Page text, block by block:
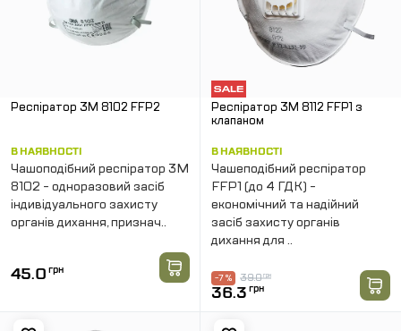
Респiратор 3M 8102 FFP2
В НАЯВНОСТІ
Чашоподібний респіратор 3M
8102 - одноразовий засіб
індивідуального захисту
органів дихання, признач..
45.0 грн
Респiратор 3M 8112 FFP1 з
клапаном
В НАЯВНОСТІ
Чашеподібний респіратор
FFP1 (до 4 ГДК) -
економічний та надійний
засіб захисту органів
дихання для ..
39.0грн
-7 %
36.3 грн